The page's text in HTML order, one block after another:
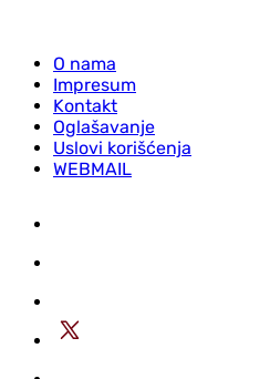
O nama
Impresum
Kontakt
Oglašavanje
Uslovi korišćenja
WEBMAIL